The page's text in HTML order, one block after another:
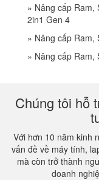
» Nâng cấp Ram,
2in1 Gen 4
» Nâng cấp Ram,
» Nâng cấp Ram,
Chúng tôi hỗ
Với hơn 10 năm kinh
vấn đề về máy tính,
mà còn trở thành
doanh